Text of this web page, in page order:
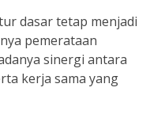
dasar tetap menjadi
pemerataan
sinergi antara
kerja sama yang